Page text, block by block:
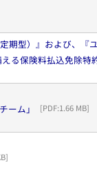
期型）』および、『
る保険料払込免除特
ーム」 [PDF:1.66 MB]
]